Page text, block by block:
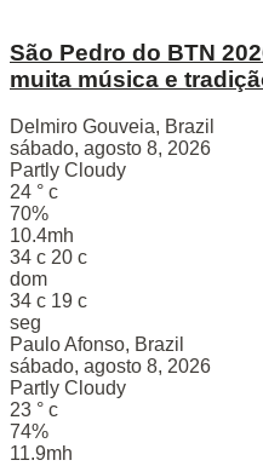
São Pedro do BTN
muita música e
Delmiro Gouveia, Brazil
sábado, agosto 8, 2026
Partly Cloudy
24 ° c
70%
10.4mh
34 c 20 c
dom
34 c 19 c
seg
Paulo Afonso, Brazil
sábado, agosto 8, 2026
Partly Cloudy
23 ° c
74%
11.9mh